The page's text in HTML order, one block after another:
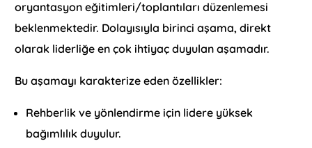
oryantasyon eğitimleri/toplantıları düzenlemesi
beklenmektedir. Dolayısıyla birinci aşama, direkt
olarak liderliğe en çok ihtiyaç duyulan aşamadır.
Bu aşamayı karakterize eden özellikler:
Rehberlik ve yönlendirme için lidere yüksek
bağımlılık duyulur.